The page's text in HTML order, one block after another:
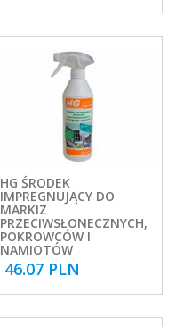
HG ŚRODEK
IMPREGNUJĄCY DO
MARKIZ
PRZECIWSŁONECZNYCH,
POKROWCÓW I
NAMIOTÓW
46.07 PLN